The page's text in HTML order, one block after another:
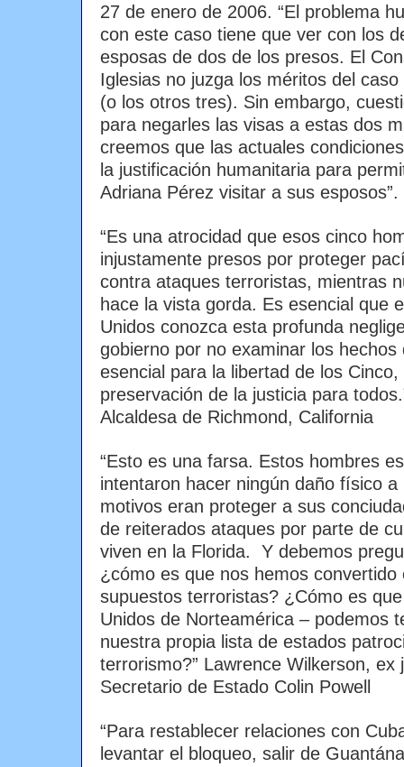
27 de enero de 2006. “El problema
con este caso tiene que ver con los
esposas de dos de los presos. El
Iglesias no juzga los méritos del
(o los otros tres). Sin embargo,
para negarles las visas a estas dos
creemos que las actuales
la justificación humanitaria para
Adriana Pérez visitar a sus esposos”.
“Es una atrocidad que esos cinco
injustamente presos por proteger
contra ataques terroristas, mientras
hace la vista gorda. Es esencial que
Unidos conozca esta profunda
gobierno por no examinar los
esencial para la libertad de los
preservación de la justicia para
Alcaldesa de Richmond, California
“Esto es una farsa. Estos hombres
intentaron hacer ningún daño físico
motivos eran proteger a sus
de reiterados ataques por parte de
viven en la Florida. Y debemos
¿cómo es que nos hemos convertido
supuestos terroristas? ¿Cómo es
Unidos de Norteamérica – podemos
nuestra propia lista de estados
terrorismo?” Lawrence Wilkerson, ex
Secretario de Estado Colin Powell
“Para restablecer relaciones con
levantar el bloqueo, salir de